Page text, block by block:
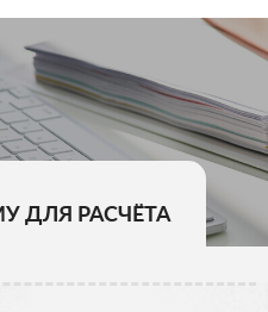
ДЛЯ РАСЧЁТА